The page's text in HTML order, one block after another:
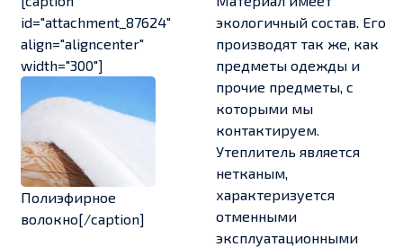
id="attachment_87624"
align="aligncenter"
width="300"]
Полиэфирное
волокно[/caption]
экологичный состав. Его
производят так же, как
предметы одежды и
прочие предметы, с
которыми мы
контактируем.
Утеплитель является
нетканым,
характеризуется
отменными
эксплуатационными